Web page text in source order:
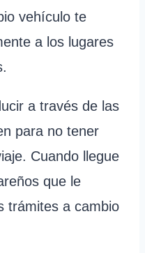
vehículo te
a los lugares
a través de las
para no tener
Cuando llegue
que le
trámites a cambio